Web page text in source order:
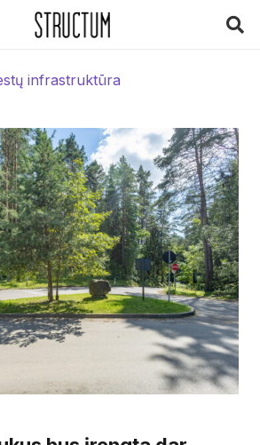
infrastruktūra